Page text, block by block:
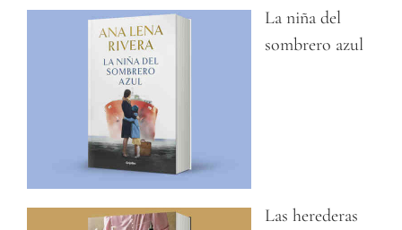
La niña del
sombrero azul
Las herederas